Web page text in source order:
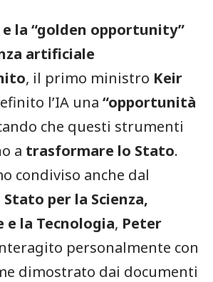
la “golden opportunity”
artificiale
, il primo ministro Keir
l’IA una “opportunità
che questi strumenti
a trasformare lo Stato.
condiviso anche dal
per la Scienza,
e la Tecnologia, Peter
personalmente con
dimostrato dai documenti